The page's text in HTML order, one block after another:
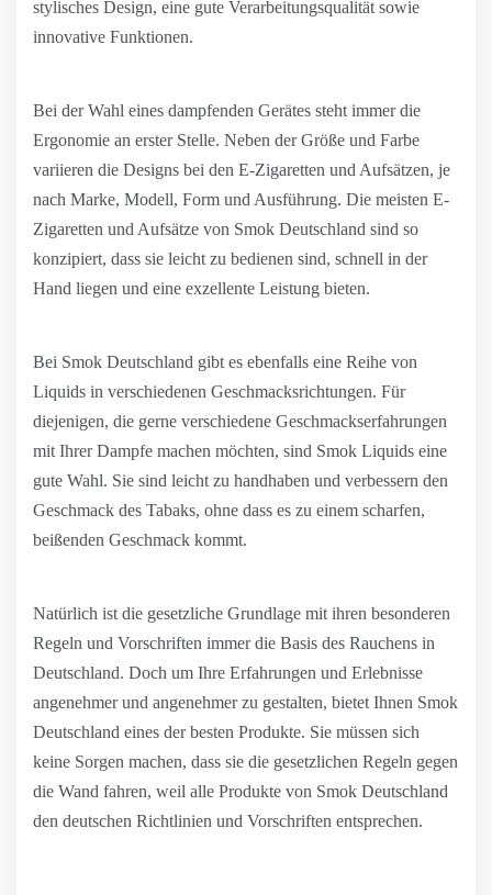
stylisches Design, eine gute Verarbeitungsqualität sowie
innovative Funktionen.
Bei der Wahl eines dampfenden Gerätes steht immer die
Ergonomie an erster Stelle. Neben der Größe und Farbe
variieren die Designs bei den E-Zigaretten und Aufsätzen, je
nach Marke, Modell, Form und Ausführung. Die meisten E-
Zigaretten und Aufsätze von Smok Deutschland sind so
konzipiert, dass sie leicht zu bedienen sind, schnell in der
Hand liegen und eine exzellente Leistung bieten.
Bei Smok Deutschland gibt es ebenfalls eine Reihe von
Liquids in verschiedenen Geschmacksrichtungen. Für
diejenigen, die gerne verschiedene Geschmackserfahrungen
mit Ihrer Dampfe machen möchten, sind Smok Liquids eine
gute Wahl. Sie sind leicht zu handhaben und verbessern den
Geschmack des Tabaks, ohne dass es zu einem scharfen,
beißenden Geschmack kommt.
Natürlich ist die gesetzliche Grundlage mit ihren besonderen
Regeln und Vorschriften immer die Basis des Rauchens in
Deutschland. Doch um Ihre Erfahrungen und Erlebnisse
angenehmer und angenehmer zu gestalten, bietet Ihnen Smok
Deutschland eines der besten Produkte. Sie müssen sich
keine Sorgen machen, dass sie die gesetzlichen Regeln gegen
die Wand fahren, weil alle Produkte von Smok Deutschland
den deutschen Richtlinien und Vorschriften entsprechen.